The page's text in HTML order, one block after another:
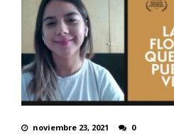
noviembre 23, 2021 0